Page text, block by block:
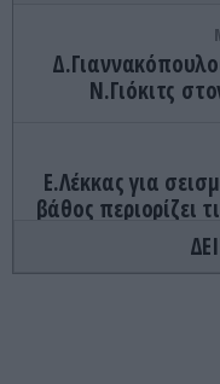
Ν.Γιόκιτς
Ε.Λέκκας για
βάθος περιορίζει